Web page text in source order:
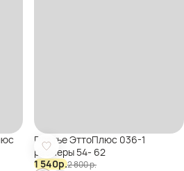
Платье ЭттоПлюс 036-1
размеры 54- 62
1 540р.2 800р.